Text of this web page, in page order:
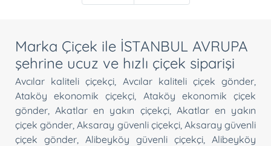
Marka Çiçek ile İSTANBUL AVRUPA
şehrine ucuz ve hızlı çiçek siparişi
Avcılar kaliteli çiçekçi Avcılar kaliteli çiçek gönder
Ataköy ekonomik çiçekçi
Ataköy ekonomik çiçek
gönder ,Akatlar en yakın çiçekçi, Akatlar en yakın
çiçek gönder ,Aksaray güvenli çiçekçi, Aksaray güvenli
çiçek gönder
Alibeyköy güvenli çiçekçi
Alibeyköy